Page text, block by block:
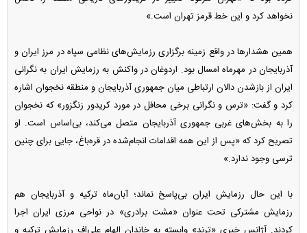
نخواهد کرد و این خط قرمز تهران است.»
همین هشدار‌ها در واقع زمینه برگزاری رزمایش‌های نظامی سپاه در مرز ایران و
آذربایجان در مهرماه امسال بود. اردوغان در واکنش به رزمایش ایران به نگرانی
ایران از بازشدن دالان ارتباطی میان جمهوری آذربایجان و منطقه نخجوان اشاره
کرد و گفت: «ترس و نگرانی برخی محافل در مورد کریدور زنگزور» که نخجوان
را به بخش‌های غربی جمهوری آذربایجان متصل می‌کند، بی‌اساس است. او
تصریح کرد که «پس از این همه اقدامات انجام‌شده در قره‌باغ، جایی برای چنین
ترسی وجود ندارد.»
با این حال رزمایش ایران بی‌پاسخ نماند؛ آبان‌ماه ترکیه و آذربایجان هم
رزمایش مشترکی تحت عنوان «مشت برادری» در نواحی مرزی ایران اجرا